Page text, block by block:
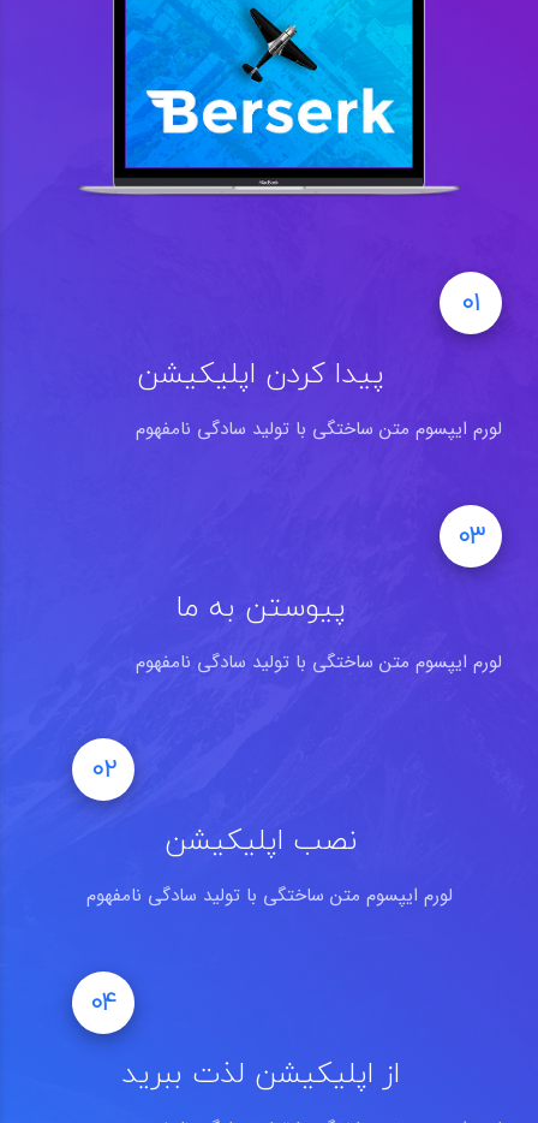
01
پیدا کردن اپلیکیشن
لورم ایپسوم متن ساختگی با تولید سادگی نامفهوم
03
پیوستن به ما
لورم ایپسوم متن ساختگی با تولید سادگی نامفهوم
02
نصب اپلیکیشن
لورم ایپسوم متن ساختگی با تولید سادگی نامفهوم
04
از اپلیکیشن لذت ببرید